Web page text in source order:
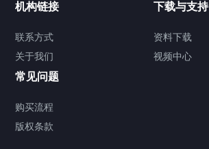
签署类文件海牙认证程序费用
视频中心
机构链接
联系方式
关于我们
下载与支持
资料下载
视频中心
常见问题
购买流程
版权条款